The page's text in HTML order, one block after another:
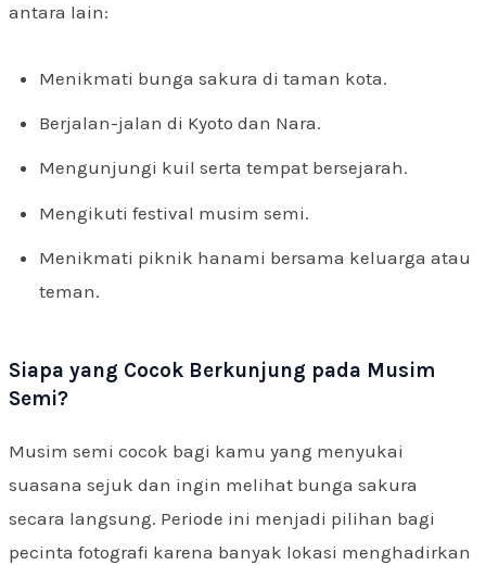
antara lain:
Menikmati bunga sakura di taman kota.
Berjalan-jalan di Kyoto dan Nara.
Mengunjungi kuil serta tempat bersejarah.
Mengikuti festival musim semi.
Menikmati piknik hanami bersama keluarga atau
teman.
Siapa yang Cocok Berkunjung pada Musim
Semi?
Musim semi cocok bagi kamu yang menyukai
suasana sejuk dan ingin melihat bunga sakura
secara langsung. Periode ini menjadi pilihan bagi
pecinta fotografi karena banyak lokasi menghadirkan